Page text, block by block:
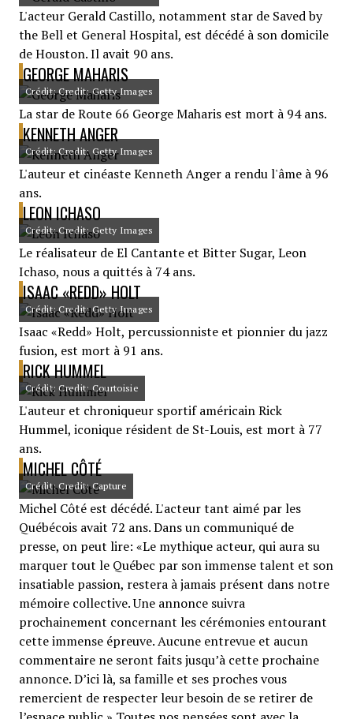
L'acteur Gerald Castillo, notamment star de Saved by
the Bell et General Hospital, est décédé à son domicile
de Houston. Il avait 90 ans.
GEORGE MAHARIS
Crédit: Credit: Getty Images
La star de Route 66 George Maharis est mort à 94 ans.
KENNETH ANGER
Crédit: Credit: Getty Images
L'auteur et cinéaste Kenneth Anger a rendu l'âme à 96
ans.
LEON ICHASO
Crédit: Credit: Getty Images
Le réalisateur de El Cantante et Bitter Sugar, Leon
Ichaso, nous a quittés à 74 ans.
ISAAC «REDD» HOLT
Crédit: Credit: Getty Images
Isaac «Redd» Holt, percussionniste et pionnier du jazz
fusion, est mort à 91 ans.
RICK HUMMEL
Crédit: Credit: Courtoisie
L'auteur et chroniqueur sportif américain Rick
Hummel, iconique résident de St-Louis, est mort à 77
ans.
MICHEL CÔTÉ
Crédit: Credit: Capture
Michel Côté est décédé. L'acteur tant aimé par les
Québécois avait 72 ans. Dans un communiqué de
presse, on peut lire: «Le mythique acteur, qui aura su
marquer tout le Québec par son immense talent et son
insatiable passion, restera à jamais présent dans notre
mémoire collective. Une annonce suivra
prochainement concernant les cérémonies entourant
cette immense épreuve. Aucune entrevue et aucun
commentaire ne seront faits jusqu’à cette prochaine
annonce. D’ici là, sa famille et ses proches vous
remercient de respecter leur besoin de se retirer de